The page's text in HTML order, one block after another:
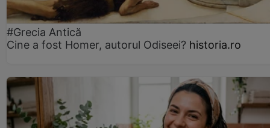
#Grecia Antică
Cine a fost Homer, autorul Odiseei? historia.ro